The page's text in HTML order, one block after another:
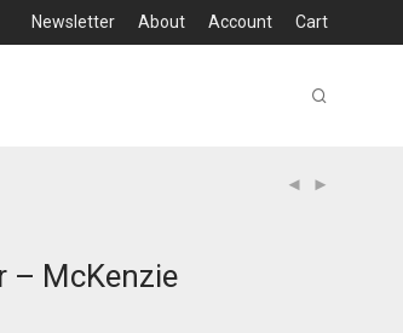
Newsletter About Account Cart
– McKenzie